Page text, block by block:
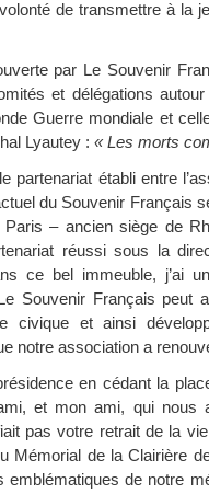
de transmettre à la
par Le Souvenir
et délégations
Guerre mondiale et
Lyautey : « Les morts
partenariat établi entre
du Souvenir Français
Paris – ancien siège de
réussi sous la
ce bel immeuble, j’ai
Souvenir Français peut
civique et ainsi
notre association a
en cédant la
et mon ami, qui nous
pas votre retrait de la
Mémorial de la Clairière
de notre